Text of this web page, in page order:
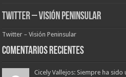
Twitter – Visión Peninsular
Twitter – Visión Peninsular
Comentarios Recientes
Cicely Vallejos: Siempre ha